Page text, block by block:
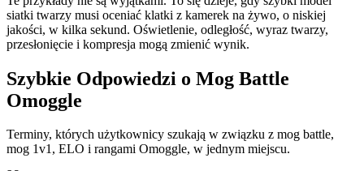
siatki twarzy musi oceniać klatki z kamerek na żywo, o niskiej
jakości, w kilka sekund. Oświetlenie, odległość, wyraz twarzy,
przesłonięcie i kompresja mogą zmienić wynik.
Szybkie Odpowiedzi o Mog Battle
Omoggle
Terminy, których użytkownicy szukają w związku z mog battle,
mog 1v1, ELO i rangami Omoggle, w jednym miejscu.